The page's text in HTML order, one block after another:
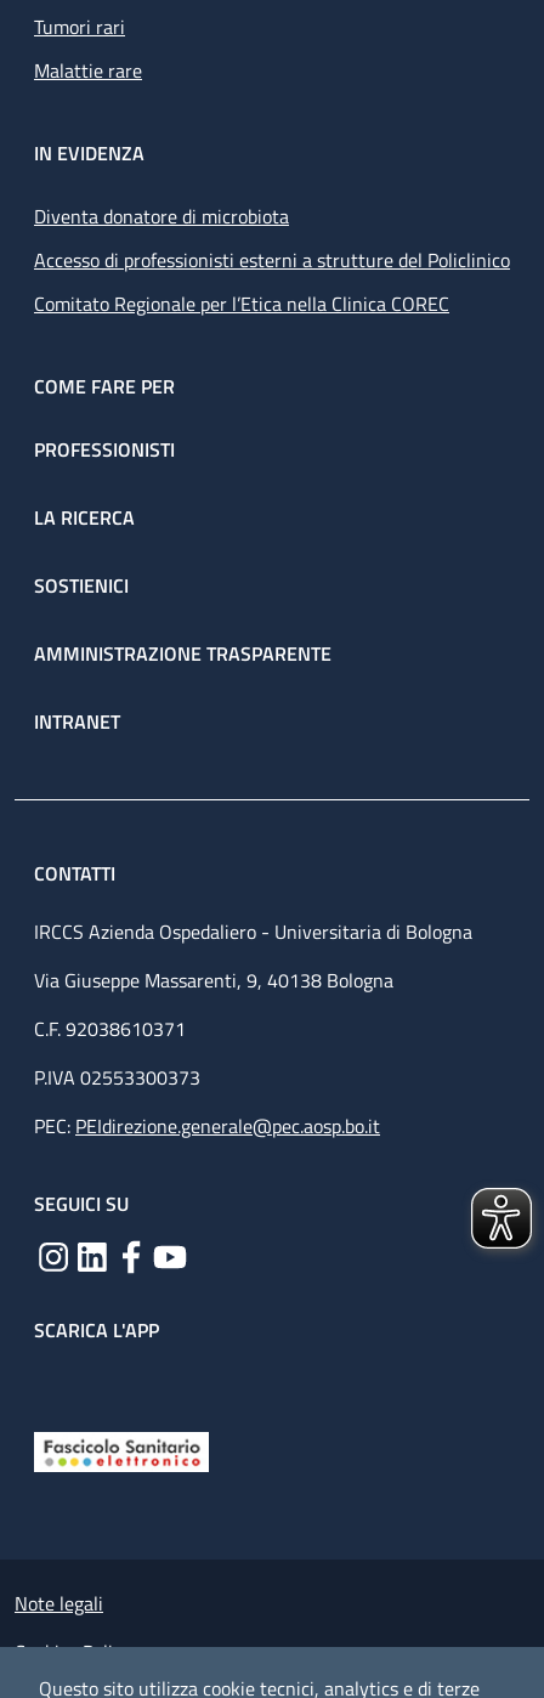
Questo sito utilizza cookie tecnici, analytics e di terze
Tumori rari
Malattie rare
IN EVIDENZA
Diventa donatore di microbiota
Accesso di professionisti esterni a strutture del Policlinico
Comitato Regionale per l’Etica nella Clinica COREC
COME FARE PER
PROFESSIONISTI
LA RICERCA
SOSTIENICI
AMMINISTRAZIONE TRASPARENTE
INTRANET
CONTATTI
IRCCS Azienda Ospedaliero - Universitaria di Bologna
Via Giuseppe Massarenti, 9, 40138 Bologna
C.F. 92038610371
P.IVA 02553300373
PEC: PEIdirezione.generale@pec.aosp.bo.it
SEGUICI SU
SCARICA L'APP
Small prints
Note legali
Cookies Policy